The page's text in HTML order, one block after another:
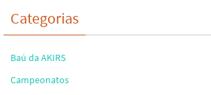
Categorias
Baú da AKIRS
Campeonatos